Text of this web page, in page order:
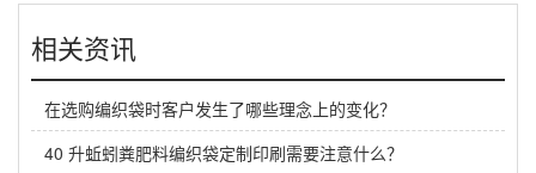
相关资讯
在选购编织袋时客户发生了哪些理念上的变化？
40 升蚯蚓粪肥料编织袋定制印刷需要注意什么？